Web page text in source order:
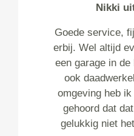
Nikki
Goede service,
erbij. Wel altijd
een garage in
ook
omgeving heb
gehoord dat
gelukkig niet